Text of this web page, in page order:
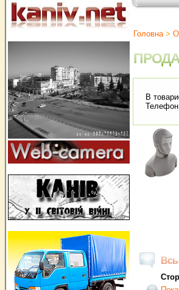
Головна>
В
Телефон